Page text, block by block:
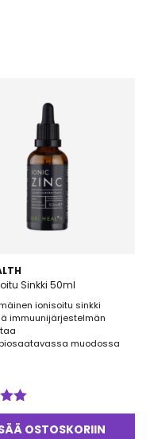
Sinkki 50ml
ionisoitu sinkki
immuunijärjestelmän
muodossa
OSTOSKORIIN